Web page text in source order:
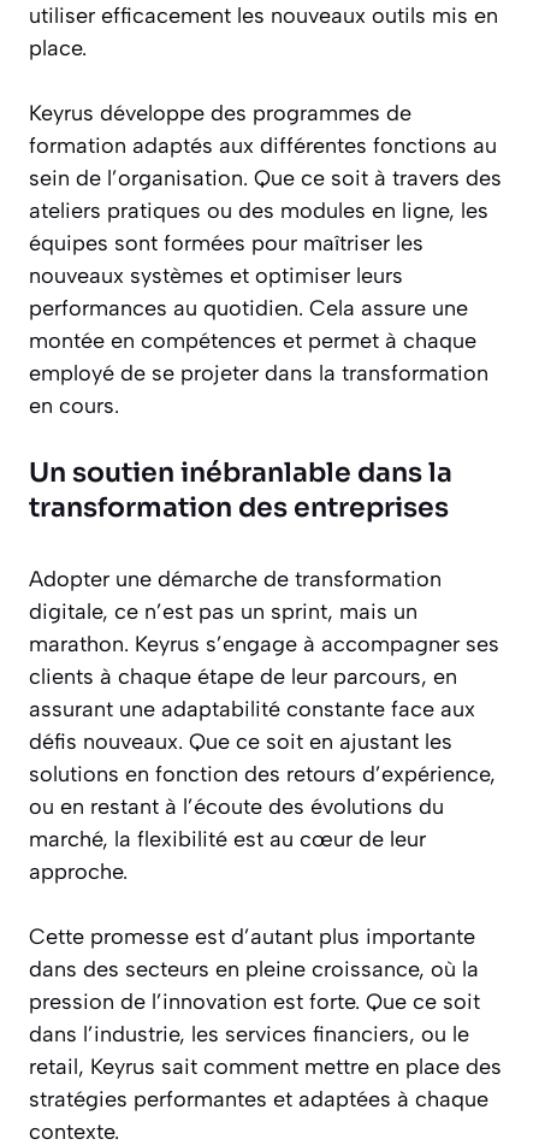
utiliser efficacement les nouveaux outils mis en
place.
Keyrus développe des programmes de
formation adaptés aux différentes fonctions au
sein de l’organisation. Que ce soit à travers des
ateliers pratiques ou des modules en ligne, les
équipes sont formées pour maîtriser les
nouveaux systèmes et optimiser leurs
performances au quotidien. Cela assure une
montée en compétences et permet à chaque
employé de se projeter dans la transformation
en cours.
Un soutien inébranlable dans la
transformation des entreprises
Adopter une démarche de transformation
digitale, ce n’est pas un sprint, mais un
marathon. Keyrus s’engage à accompagner ses
clients à chaque étape de leur parcours, en
assurant une adaptabilité constante face aux
défis nouveaux. Que ce soit en ajustant les
solutions en fonction des retours d’expérience,
ou en restant à l’écoute des évolutions du
marché, la flexibilité est au cœur de leur
approche.
Cette promesse est d’autant plus importante
dans des secteurs en pleine croissance, où la
pression de l’innovation est forte. Que ce soit
dans l’industrie, les services financiers, ou le
retail, Keyrus sait comment mettre en place des
stratégies performantes et adaptées à chaque
contexte.